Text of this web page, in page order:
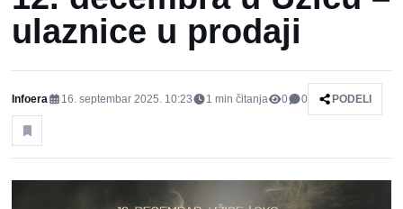
ulaznice u prodaji
Infoera 16. septembar 2025. 10:23 1 min čitanja 0 0 PODELI